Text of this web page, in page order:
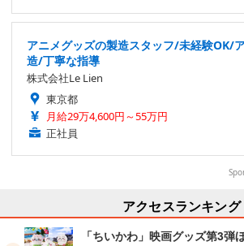
アニメグッズの製造スタッフ/未経験OK/
造/丁寧な指導
株式会社Le Lien
東京都
月給29万4,600円～55万円
正社員
アクセスランキング
「ちいかわ」映画グッズ第3弾